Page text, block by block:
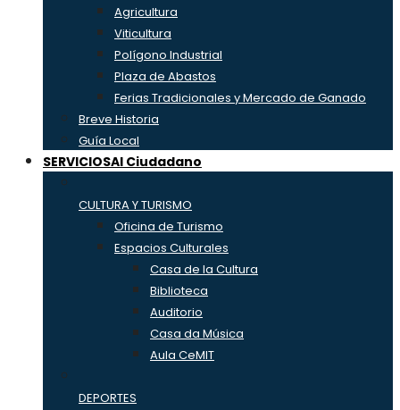
Agricultura
Viticultura
Polígono Industrial
Plaza de Abastos
Ferias Tradicionales y Mercado de Ganado
Breve Historia
Guía Local
SERVICIOSAl Ciudadano
CULTURA Y TURISMO
Oficina de Turismo
Espacios Culturales
Casa de la Cultura
Biblioteca
Auditorio
Casa da Música
Aula CeMIT
DEPORTES